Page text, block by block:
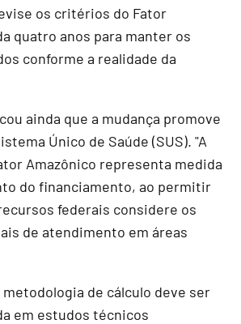
os critérios do Fator
quatro anos para manter os
conforme a realidade da
ainda que a mudança promove
Único de Saúde (SUS). "A
Amazônico representa medida
do financiamento, ao permitir
federais considere os
de atendimento em áreas
de cálculo deve ser
em estudos técnicos